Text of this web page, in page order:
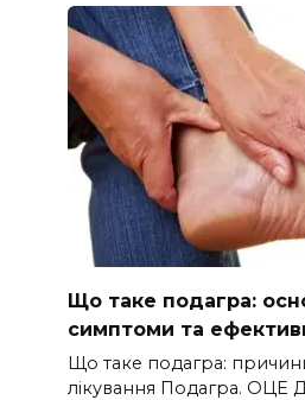
Що таке подагра:
симптоми та
Що таке подагра:
лікування Подагра. ОЦЕ